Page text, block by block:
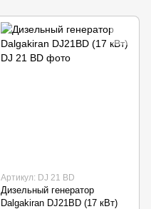
Артикул: DJ 21 BD
Дизельный генератор
Dalgakiran DJ21BD (17 кВт)